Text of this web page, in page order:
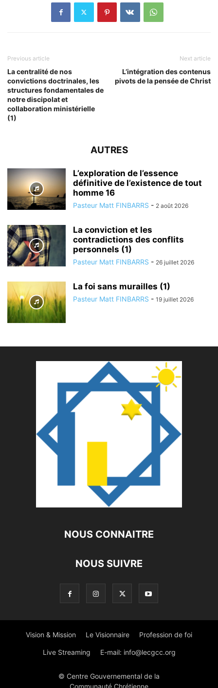
Previous article
La centralité de nos
convictions doctrinales, les
structures fondamentales de
notre discipolat et
collaboration ministérielle
(1)
Next article
L’intégration des contenus
pivots de la pensée de Christ
AUTRES
L’exploration de l’essence
définitive de l’existence de tout
homme 16
Pasteur Matt FINBARRS - 2 août 2026
La conviction et les
contradictions des conflits
personnels (1)
Pasteur Matt FINBARRS - 26 juillet 2026
La foi sans murailles (1)
Pasteur Matt FINBARRS - 19 juillet 2026
NOUS CONNAITRE
NOUS SUIVRE
Vision & Mission Le Visionnaire Profession de foi
Live Streaming E-mail: info@lecgcc.org
© Centre Gouvernemental de la
Communauté Chrétienne